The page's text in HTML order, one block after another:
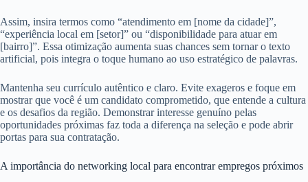
Assim, insira termos como “atendimento em [nome da cidade]”,
“experiência local em [setor]” ou “disponibilidade para atuar em
[bairro]”. Essa otimização aumenta suas chances sem tornar o texto
artificial, pois integra o toque humano ao uso estratégico de palavras.
Mantenha seu currículo autêntico e claro. Evite exageros e foque em
mostrar que você é um candidato comprometido, que entende a cultura
e os desafios da região. Demonstrar interesse genuíno pelas
oportunidades próximas faz toda a diferença na seleção e pode abrir
portas para sua contratação.
A importância do networking local para encontrar empregos próximos